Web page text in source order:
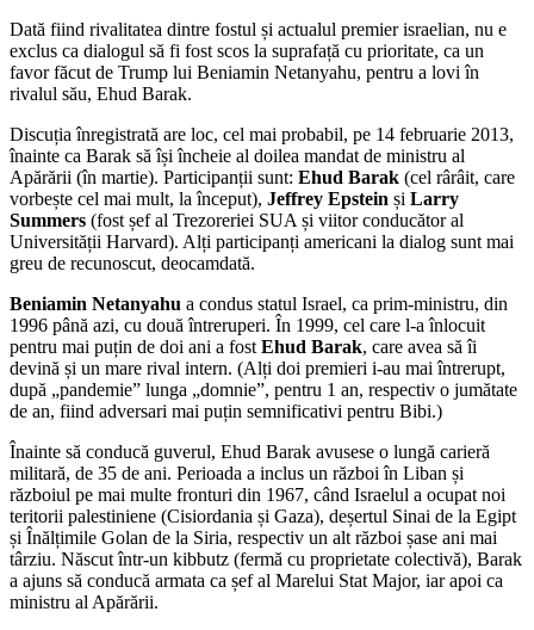
Dată fiind rivalitatea dintre fostul și actualul premier israelian, nu e
exclus ca dialogul să fi fost scos la suprafață cu prioritate, ca un
favor făcut de Trump lui Beniamin Netanyahu, pentru a lovi în
rivalul său, Ehud Barak.
Discuția înregistrată are loc, cel mai probabil, pe 14 februarie 2013,
înainte ca Barak să își încheie al doilea mandat de ministru al
Apărării (în martie). Participanții sunt: Ehud Barak (cel rârâit, care
vorbește cel mai mult, la început), Jeffrey Epstein și Larry
Summers (fost șef al Trezoreriei SUA și viitor conducător al
Universității Harvard). Alți participanți americani la dialog sunt mai
greu de recunoscut, deocamdată.
Beniamin Netanyahu a condus statul Israel, ca prim-ministru, din
1996 până azi, cu două întreruperi. În 1999, cel care l-a înlocuit
pentru mai puțin de doi ani a fost Ehud Barak, care avea să îi
devină și un mare rival intern. (Alți doi premieri i-au mai întrerupt,
după „pandemie” lunga „domnie”, pentru 1 an, respectiv o jumătate
de an, fiind adversari mai puțin semnificativi pentru Bibi.)
Înainte să conducă guverul, Ehud Barak avusese o lungă carieră
militară, de 35 de ani. Perioada a inclus un război în Liban și
războiul pe mai multe fronturi din 1967, când Israelul a ocupat noi
teritorii palestiniene (Cisiordania și Gaza), deșertul Sinai de la Egipt
și Înălțimile Golan de la Siria, respectiv un alt război șase ani mai
târziu. Născut într-un kibbutz (fermă cu proprietate colectivă), Barak
a ajuns să conducă armata ca șef al Marelui Stat Major, iar apoi ca
ministru al Apărării.